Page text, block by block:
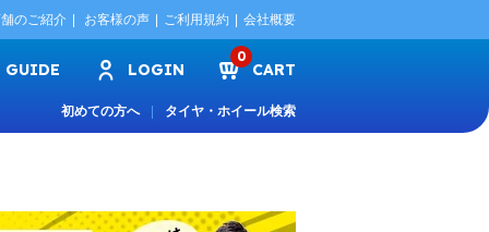
のご紹介 お客様の声 ご利用規約 会社概要
GUIDE LOGIN
0
CART
初めての方へ タイヤ・ホイール検索